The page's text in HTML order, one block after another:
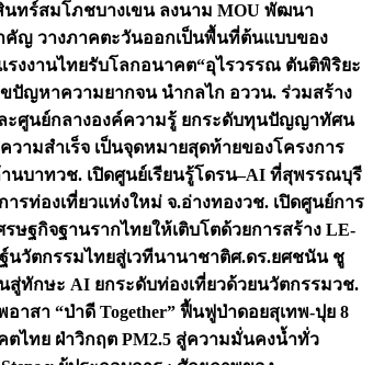
ทร์สมโภชบางเขน ลงนาม MOU พัฒนา
คัญ วางภาคตะวันออกเป็นพื้นที่ต้นแบบของ
รงงานไทยรับโลกอนาคต“อุไรวรรณ ตันติพิริยะ
ปัญหาความยากจน นำกลไก อววน. ร่วมสร้าง
ะศูนย์กลางองค์ความรู้ ยกระดับทุนปัญญาทัศน
วามสำเร็จ เป็นจุดหมายสุดท้ายของโครงการ
านบาทวช. เปิดศูนย์เรียนรู้โดรน–AI ที่สุพรรณบุรี
ารท่องเที่ยวแห่งใหม่ จ.อ่างทองวช. เปิดศูนย์การ
รษฐกิจฐานรากไทยให้เติบโตด้วยการสร้าง LE-
ฐ์นวัตกรรมไทยสู่เวทีนานาชาติศ.ดร.ยศชนัน ชู
สู่ทักษะ AI ยกระดับท่องเที่ยวด้วยนวัตกรรมวช.
าสา “ป่าดี Together” ฟื้นฟูป่าดอยสุเทพ-ปุย 8
ไทย ฝ่าวิกฤต PM2.5 สู่ความมั่นคงน้ำทั่ว